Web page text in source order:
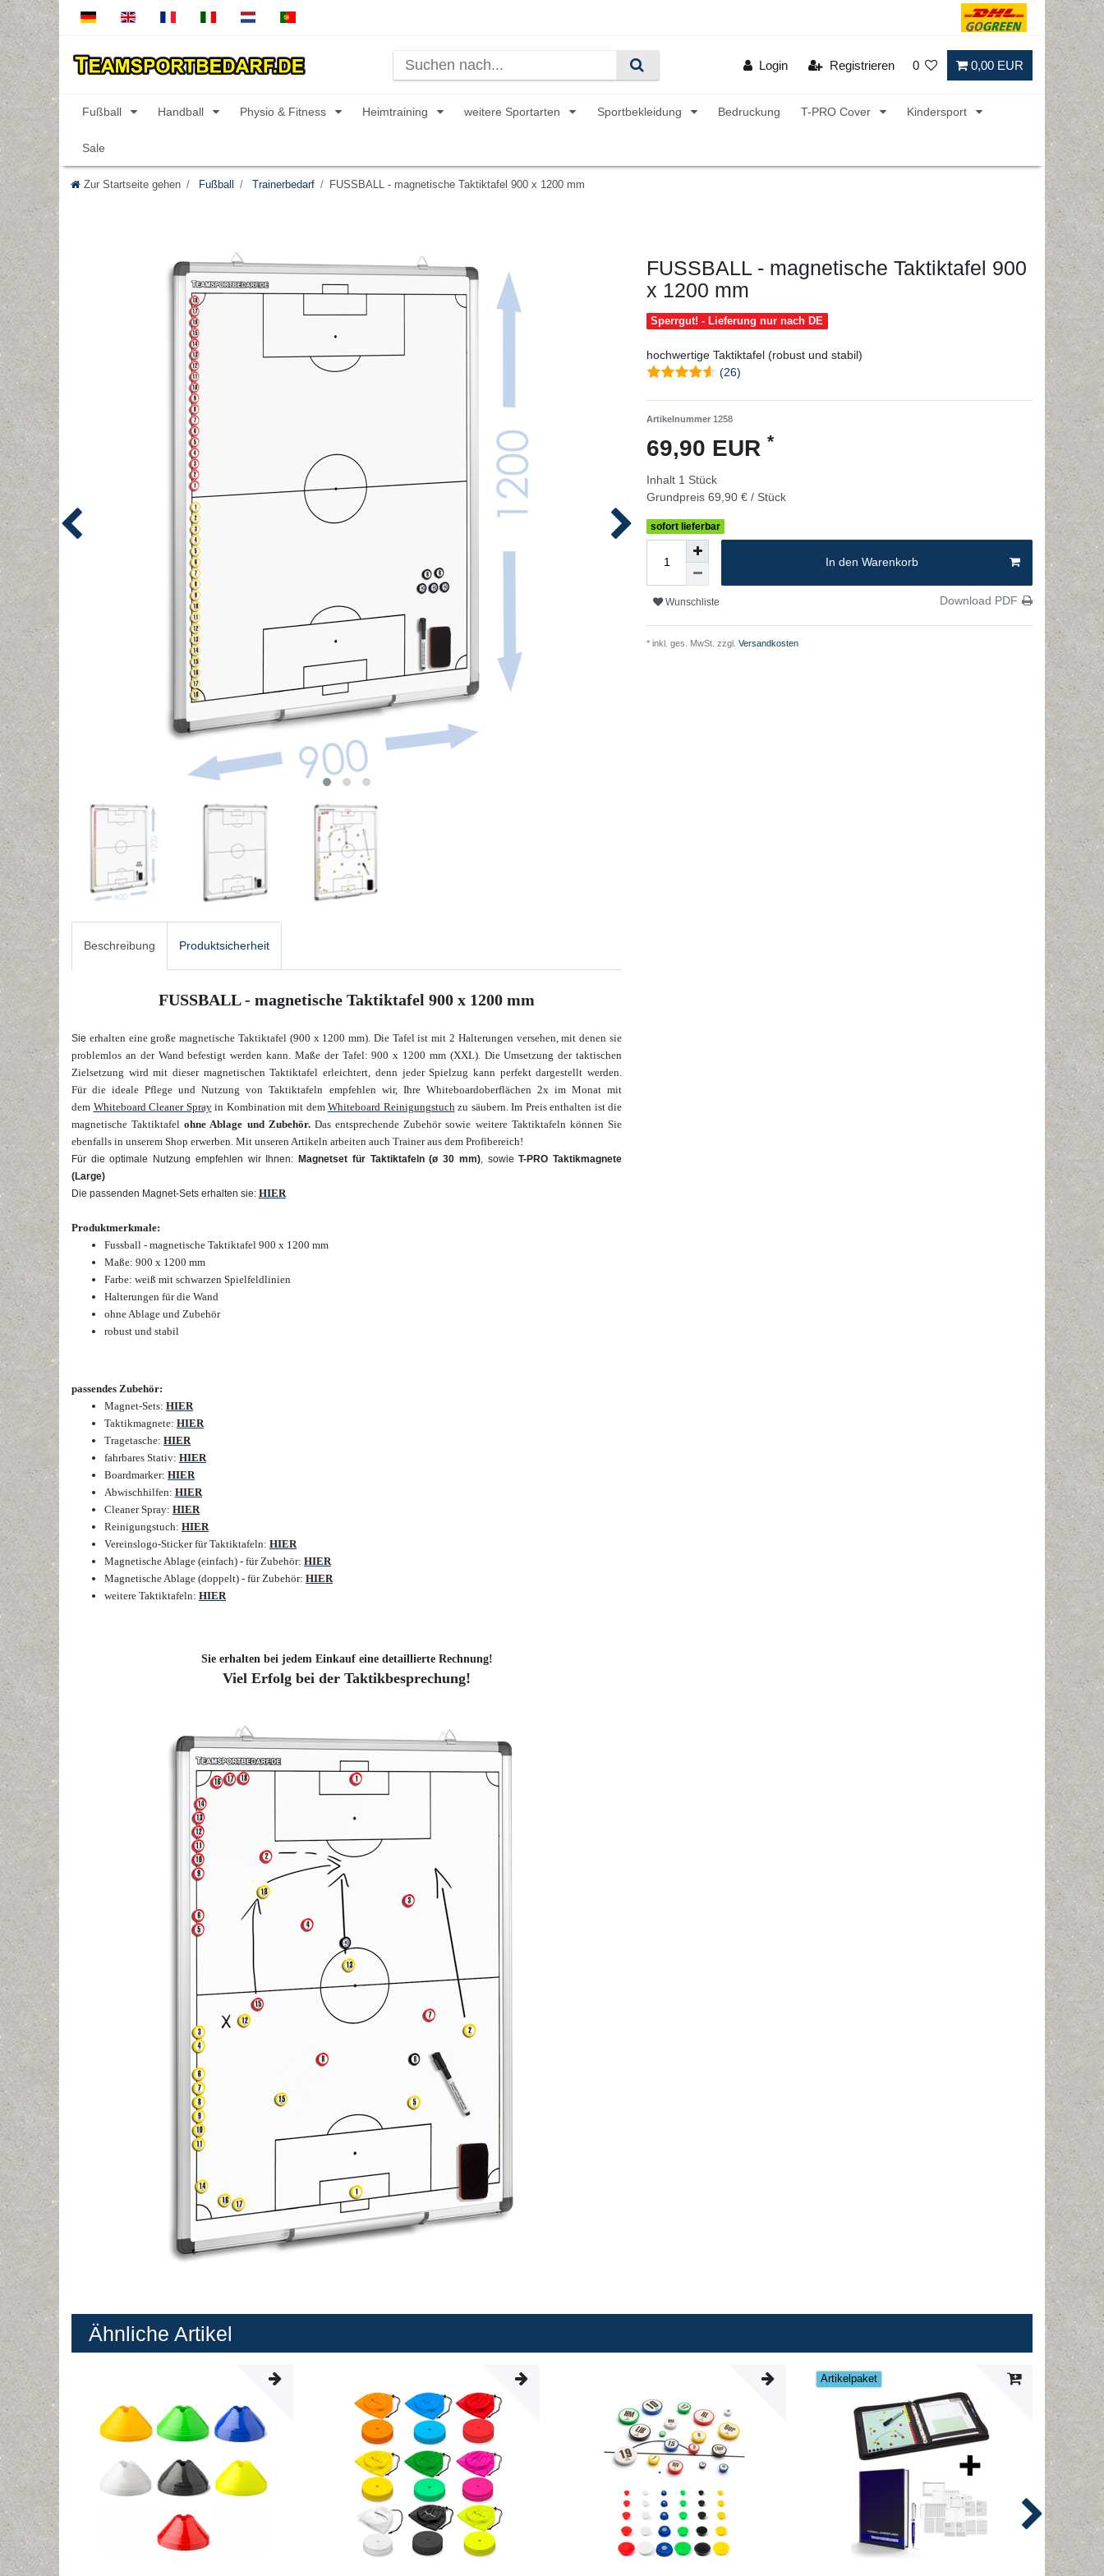
Login Registrieren 0 0,00 EUR
Fußball Handball Physio & Fitness Heimtraining weitere Sportarten Sportbekleidung Bedruckung T-PRO Cover Kindersport
Sale
Zur Startseite gehen Fußball Trainerbedarf FUSSBALL - magnetische Taktiktafel 900 x 1200 mm
Beschreibung Produktsicherheit
FUSSBALL - magnetische Taktiktafel 900 x 1200 mm
Sie erhalten eine große magnetische Taktiktafel (900 x 1200 mm). Die Tafel ist mit 2 Halterungen versehen, mit denen sie
problemlos an der Wand befestigt werden kann. Maße der Tafel: 900 x 1200 mm (XXL). Die Umsetzung der taktischen
Zielsetzung wird mit dieser magnetischen Taktiktafel erleichtert, denn jeder Spielzug kann perfekt dargestellt werden.
Fürdie ideale Pflege und Nutzung von Taktiktafeln empfehlen wir, Ihre Whiteboardoberflächen 2x im Monat mit
dem Whiteboard Cleaner Sprayin Kombination mit dem Whiteboard Reinigungstuchzu säubern. Im Preis enthalten ist die
magnetische Taktiktafelohne Ablage und Zubehör.Das entsprechende Zubehör sowie weitere Taktiktafeln können Sie
ebenfalls in unserem Shop erwerben. Mit unseren Artikeln arbeiten auch Trainer aus dem Profibereich!
Für die optimale Nutzung empfehlen wir Ihnen: Magnetset für Taktiktafeln (ø 30 mm), sowieT-PRO Taktikmagnete
(Large)
Die passenden Magnet-Sets erhalten sie: HIER
Produktmerkmale:
Fussball - magnetische Taktiktafel 900 x 1200 mm
Maße: 900 x 1200 mm
Farbe: weiß mit schwarzen Spielfeldlinien
Halterungen für die Wand
ohne Ablage und Zubehör
robust und stabil
passendes Zubehör:
Magnet-Sets: HIER
Taktikmagnete: HIER
Tragetasche: HIER
fahrbares Stativ: HIER
Boardmarker: HIER
Abwischhilfen: HIER
Cleaner Spray: HIER
Reinigungstuch: HIER
Vereinslogo-Sticker für Taktiktafeln: HIER
Magnetische Ablage (einfach) - für Zubehör: HIER
Magnetische Ablage (doppelt) - für Zubehör: HIER
weitere Taktiktafeln: HIER
Sie erhalten bei jedem Einkauf eine detaillierte Rechnung!
Viel Erfolg bei der Taktikbesprechung!
FUSSBALL - magnetische Taktiktafel 900
x 1200 mm
Sperrgut! - Lieferung nur nach DE
hochwertige Taktiktafel (robust und stabil)
(26)
Artikelnummer 1258
69,90 EUR *
Inhalt 1 Stück
Grundpreis 69,90 € / Stück
sofort lieferbar
In den Warenkorb
Wunschliste Download PDF
* inkl. ges. MwSt. zzgl. Versandkosten
Ähnliche Artikel
Artikelpaket